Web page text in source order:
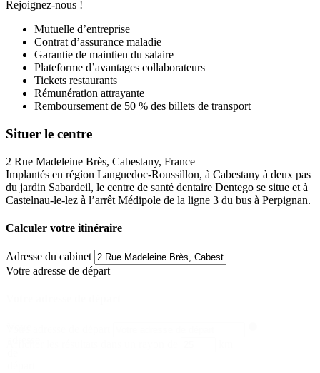
Rejoignez-nous !
Mutuelle d’entreprise
Contrat d’assurance maladie
Garantie de maintien du salaire
Plateforme d’avantages collaborateurs
Tickets restaurants
Rémunération attrayante
Remboursement de 50 % des billets de transport
Situer le centre
2 Rue Madeleine Brès, Cabestany, France
Implantés en région Languedoc-Roussillon, à Cabestany à deux pas
du jardin Sabardeil, le centre de santé dentaire Dentego se situe et à
Castelnau-le-lez à l’arrêt Médipole de la ligne 3 du bus à Perpignan.
Calculer votre itinéraire
Adresse du cabinet
Votre adresse de départ